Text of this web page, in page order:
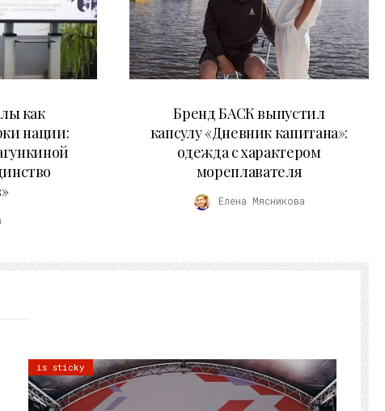
как
нации:
Бренд БАСК выпустил
капсулу «Дневник капитана»:
одежда с характером
мореплавателя
Елена Мясникова
is sticky